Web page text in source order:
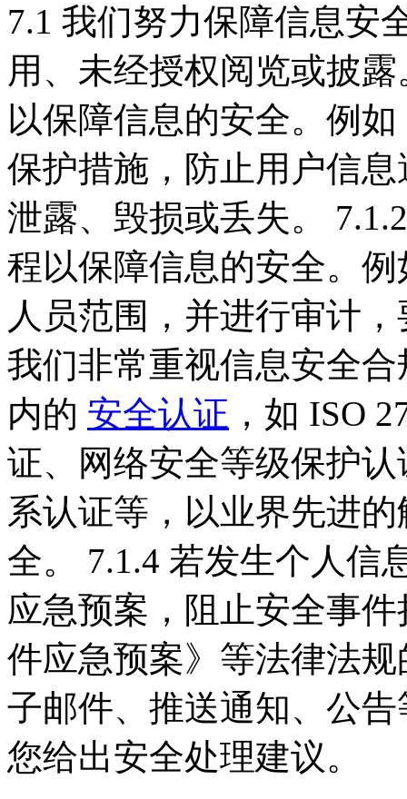
7.1 我们努力保障信息安
用、未经授权阅览或披
以保障信息的安全。例
保护措施，防止用户信
泄露、毁损或丢失。
程以保障信息的安全。
人员范围，并进行审计
我们非常重视信息安全
内的 安全认证 ，如 ISO
证、网络安全等级保护
系认证等，以业界先进
全。 7.1.4 若发生个人信
应急预案，阻止安全事
件应急预案》等法律法
子邮件、推送通知、公
您给出安全处理建议。